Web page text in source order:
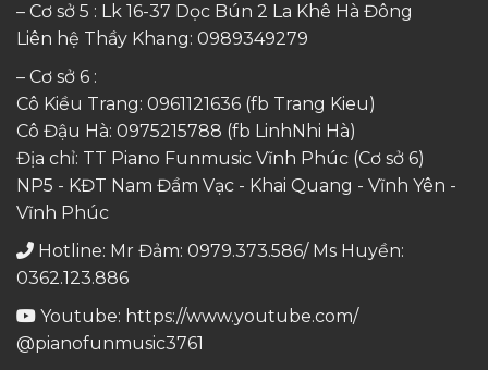
– Cơ sở 5 : Lk 16-37 Dọc Bún 2 La Khê Hà Đông
Liên hệ Thầy Khang: 0989349279
– Cơ sở 6 :
Cô Kiều Trang: 0961121636 (fb Trang Kieu)
Cô Đậu Hà: 0975215788 (fb LinhNhi Hà)
Địa chỉ: TT Piano Funmusic Vĩnh Phúc (Cơ sở 6)
NP5 - KĐT Nam Đầm Vạc - Khai Quang - Vĩnh Yên -
Vĩnh Phúc
Hotline: Mr Đảm: 0979.373.586/ Ms Huyền:
0362.123.886
Youtube: https://www.youtube.com/
@pianofunmusic3761